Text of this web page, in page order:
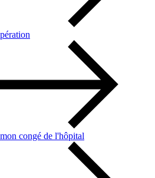
congé de l'hôpital